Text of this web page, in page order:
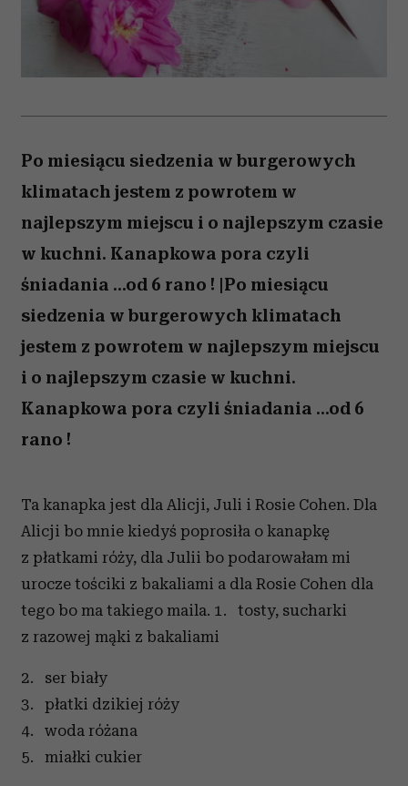
Po miesiącu siedzenia w burgerowych
klimatach jestem z powrotem w
najlepszym miejscu i o najlepszym czasie
w kuchni. Kanapkowa pora czyli
śniadania ...od 6 rano ! |Po miesiącu
siedzenia w burgerowych klimatach
jestem z powrotem w najlepszym miejscu
i o najlepszym czasie w kuchni.
Kanapkowa pora czyli śniadania ...od 6
rano !
Ta kanapka jest dla Alicji, Juli i Rosie Cohen. Dla
Alicji bo mnie kiedyś poprosiła o kanapkę
z płatkami róży, dla Julii bo podarowałam mi
urocze tościki z bakaliami a dla Rosie Cohen dla
tego bo ma takiego maila. 1. tosty, sucharki
z razowej mąki z bakaliami
2. ser biały
3. płatki dzikiej róży
4. woda różana
5. miałki cukier